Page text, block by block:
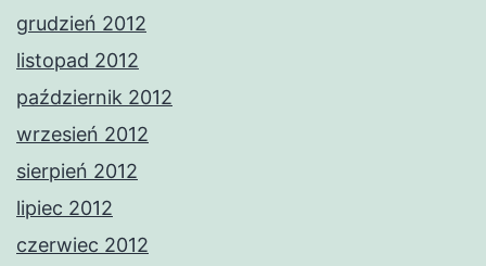
grudzień 2012
listopad 2012
październik 2012
wrzesień 2012
sierpień 2012
lipiec 2012
czerwiec 2012